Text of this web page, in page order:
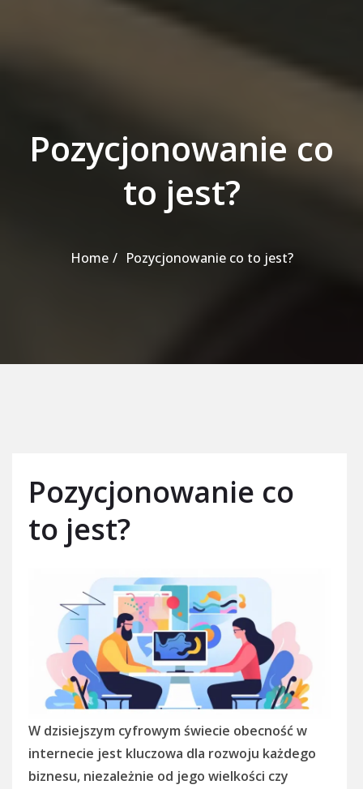
Pozycjonowanie co
to jest?
Home Pozycjonowanie co to jest?
Pozycjonowanie co
to jest?
W dzisiejszym cyfrowym świecie obecność w
internecie jest kluczowa dla rozwoju każdego
biznesu, niezależnie od jego wielkości czy